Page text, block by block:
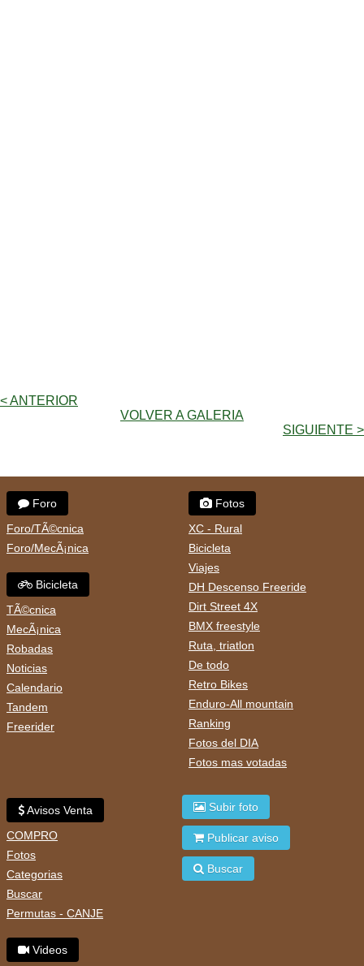
< ANTERIOR
VOLVER A GALERIA
SIGUIENTE >
Foro
Foro/TÃ©cnica
Foro/MecÃ¡nica
Bicicleta
TÃ©cnica
MecÃ¡nica
Robadas
Noticias
Calendario
Tandem
Freerider
Fotos
XC - Rural
Bicicleta
Viajes
DH Descenso Freeride
Dirt Street 4X
BMX freestyle
Ruta, triatlon
De todo
Retro Bikes
Enduro-All mountain
Ranking
Fotos del DIA
Fotos mas votadas
Avisos Venta
COMPRO
Fotos
Categorias
Buscar
Permutas - CANJE
Videos
Subir foto
Publicar aviso
Buscar